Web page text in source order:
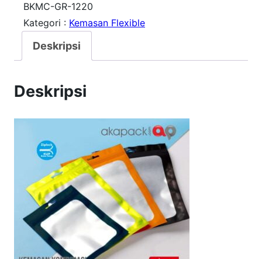
i
t
e
m
n
a
BKMC-GR-1220
Kategori : Kemasan Flexible
Deskripsi
Deskripsi